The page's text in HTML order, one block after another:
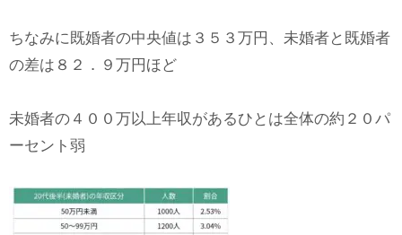
ちなみに既婚者の中央値は３５３万円、未婚者と既婚者
の差は８２．９万円ほど
未婚者の４００万以上年収があるひとは全体の約２０パ
ーセント弱